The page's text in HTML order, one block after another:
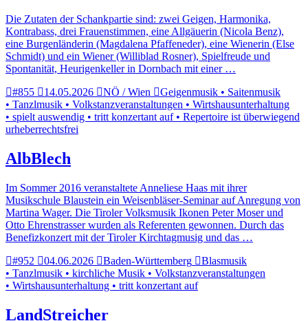
Die Zutaten der Schankpartie sind: zwei Geigen, Harmonika,
Kontrabass, drei Frauenstimmen, eine Allgäuerin (Nicola Benz),
eine Burgenländerin (Magdalena Pfaffeneder), eine Wienerin (Else
Schmidt) und ein Wiener (Williblad Rosner), Spielfreude und
Spontanität, Heurigenkeller in Dornbach mit einer …
#855
14.05.2026 NÖ / Wien
Geigenmusik • Saitenmusik
• Tanzlmusik • Volkstanzveranstaltungen • Wirtshausunterhaltung
• spielt auswendig • tritt konzertant auf • Repertoire ist überwiegend
urheberrechtsfrei
AlbBlech
Im Sommer 2016 veranstaltete Anneliese Haas mit ihrer
Musikschule Blaustein ein Weisenbläser-Seminar auf Anregung von
Martina Wager. Die Tiroler Volksmusik Ikonen Peter Moser und
Otto Ehrenstrasser wurden als Referenten gewonnen. Durch das
Benefizkonzert mit der Tiroler Kirchtagmusig und das …
#952
04.06.2026 Baden-Württemberg
Blasmusik
• Tanzlmusik • kirchliche Musik • Volkstanzveranstaltungen
• Wirtshausunterhaltung • tritt konzertant auf
LandStreicher